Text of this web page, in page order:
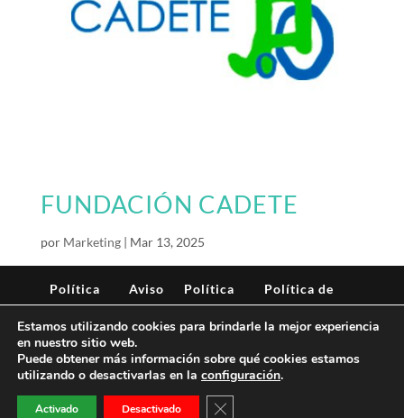
FUNDACIÓN CADETE
por Marketing| Mar 13, 2025
Política
de
privacidad
Aviso
Legal
Política
de
cookies
Política de
seguridad de
la
Bitwok ©All rights reserved
Powered by Mr. Houston
Estamos utilizando cookies para brindarle la mejor experiencia
en nuestro sitio web.
Puede obtener más información sobre qué cookies estamos
utilizando o desactivarlas en la configuración.
Activado Desactivado Cerrar el banner de cookies